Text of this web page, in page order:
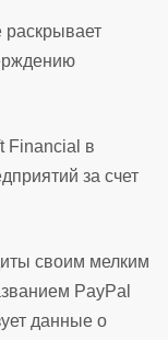
Financial в
за счет
своим мелким
PayPal
данные о